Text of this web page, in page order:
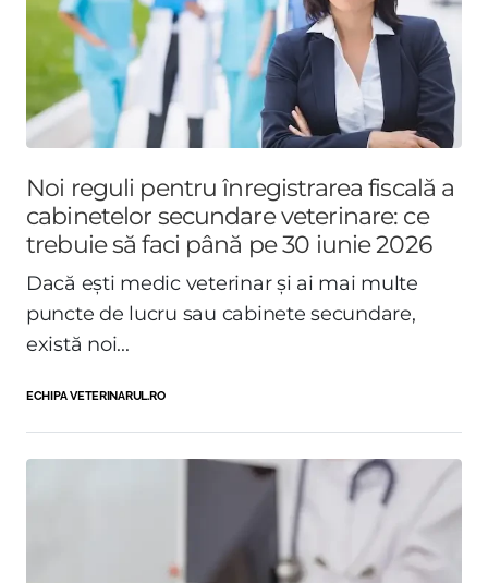
Noi reguli pentru înregistrarea fiscală a
cabinetelor secundare veterinare: ce
trebuie să faci până pe 30 iunie 2026
Dacă ești medic veterinar și ai mai multe
puncte de lucru sau cabinete secundare,
există noi...
ECHIPA VETERINARUL.RO